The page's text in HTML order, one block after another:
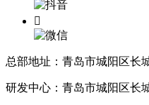

总部地址：青岛市城阳区长
研发中心：青岛市城阳区长